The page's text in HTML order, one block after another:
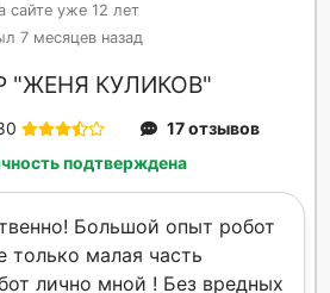
сайте уже 12 лет
7 месяцев назад
"ЖЕНЯ КУЛИКОВ"
17 отзывов
подтверждена
Большой опыт робот
только малая часть
лично мной ! Без вредных